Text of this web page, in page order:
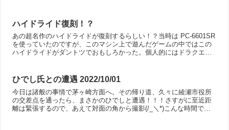
ハイドライド復刻！？
あの超名作のハイドライドが復刻するらしい！？当時は PC-6601SR
を使っていたのですが、このマシン上で遊んだゲームの中ではこの
ハイドライドがダントツでおもしろかった。個人的にはドラクエや
ひでし氏との遭遇 2022/10/01
今日は諸般の事情で茅ヶ崎方面へ。その帰り道、久々に綾瀬市役所
の交差点を通ったら、まさかのひでしと遭遇！！！さすがに至近距
離は緊張するので、あえて対面の角から撮影(/_＼*)こんな時間でも